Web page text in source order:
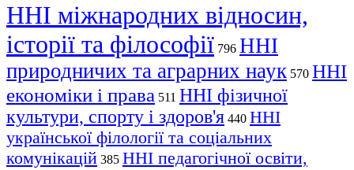
ННІ міжнародних відносин,
історії та філософії 796 ННІ
природничих та аграрних наук 570 ННІ
економіки і права 511 ННІ фізичної
культури, спорту і здоров'я 440 ННІ
української філології та соціальних
комунікацій 385 ННІ педагогічної освіти,